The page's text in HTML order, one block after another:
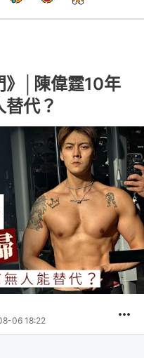
》│陳偉霆10年
代？
06 18:22